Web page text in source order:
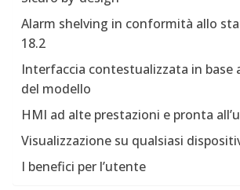
Alarm shelving in conformità allo
18.2
Interfaccia contestualizzata in base
del modello
HMI ad alte prestazioni e pronta
Visualizzazione su qualsiasi
I benefici per l’utente